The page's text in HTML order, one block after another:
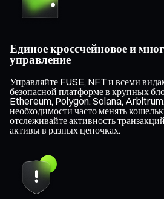
Единое кроссчейновое и
управление
Управляйте FUSE, NFT и всеми
безопасной платформе в крупных
Ethereum, Polygon, Solana,
необходимости часто менять
отслеживайте активность
активы в разных цепочках.